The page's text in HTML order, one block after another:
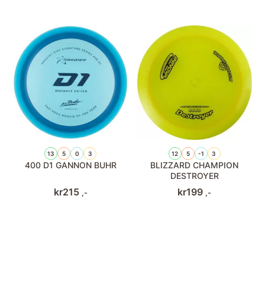
13 5 0 3
400 D1 GANNON BUHR
kr215 ,-
12 5 -1 3
BLIZZARD CHAMPION
DESTROYER
kr199 ,-